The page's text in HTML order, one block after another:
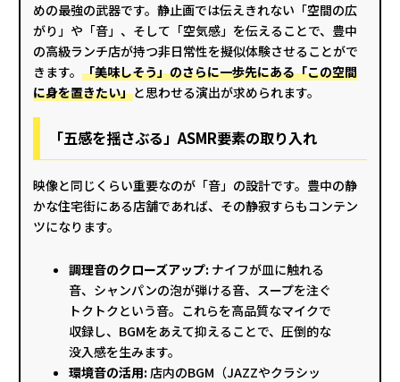
めの最強の武器です。静止画では伝えきれない「空間の広
がり」や「音」、そして「空気感」を伝えることで、豊中
の高級ランチ店が持つ非日常性を擬似体験させることがで
きます。 「美味しそう」のさらに一歩先にある「この空間
に身を置きたい」と思わせる演出が求められます。
「五感を揺さぶる」ASMR要素の取り入れ
映像と同じくらい重要なのが「音」の設計です。豊中の静
かな住宅街にある店舗であれば、その静寂すらもコンテン
ツになります。
調理音のクローズアップ: ナイフが皿に触れる
音、シャンパンの泡が弾ける音、スープを注ぐ
トクトクという音。これらを高品質なマイクで
収録し、BGMをあえて抑えることで、圧倒的な
没入感を生みます。
環境音の活用: 店内のBGM（JAZZやクラシッ